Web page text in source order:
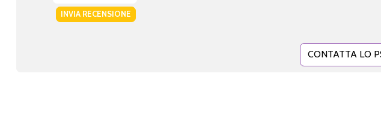
INVIA RECENSIONE
CONTATTA LO